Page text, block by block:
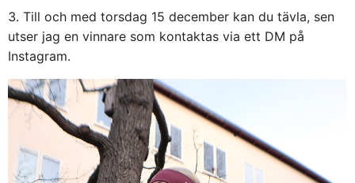
Till och med torsdag 15 december kan du tävla, sen
utser jag en vinnare som kontaktas via ett DM på
Instagram.